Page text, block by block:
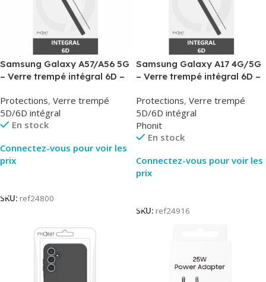
Samsung Galaxy A57/A56 5G
– Verre trempé intégral 6D –
Protections, Verre trempé
5D/6D intégral
En stock
Connectez-vous pour voir les
prix
SKU: ref24800
Samsung Galaxy A17 4G/5G
– Verre trempé intégral 6D –
Protections, Verre trempé
5D/6D intégral
Phonit
En stock
Connectez-vous pour voir les
prix
SKU: ref24916